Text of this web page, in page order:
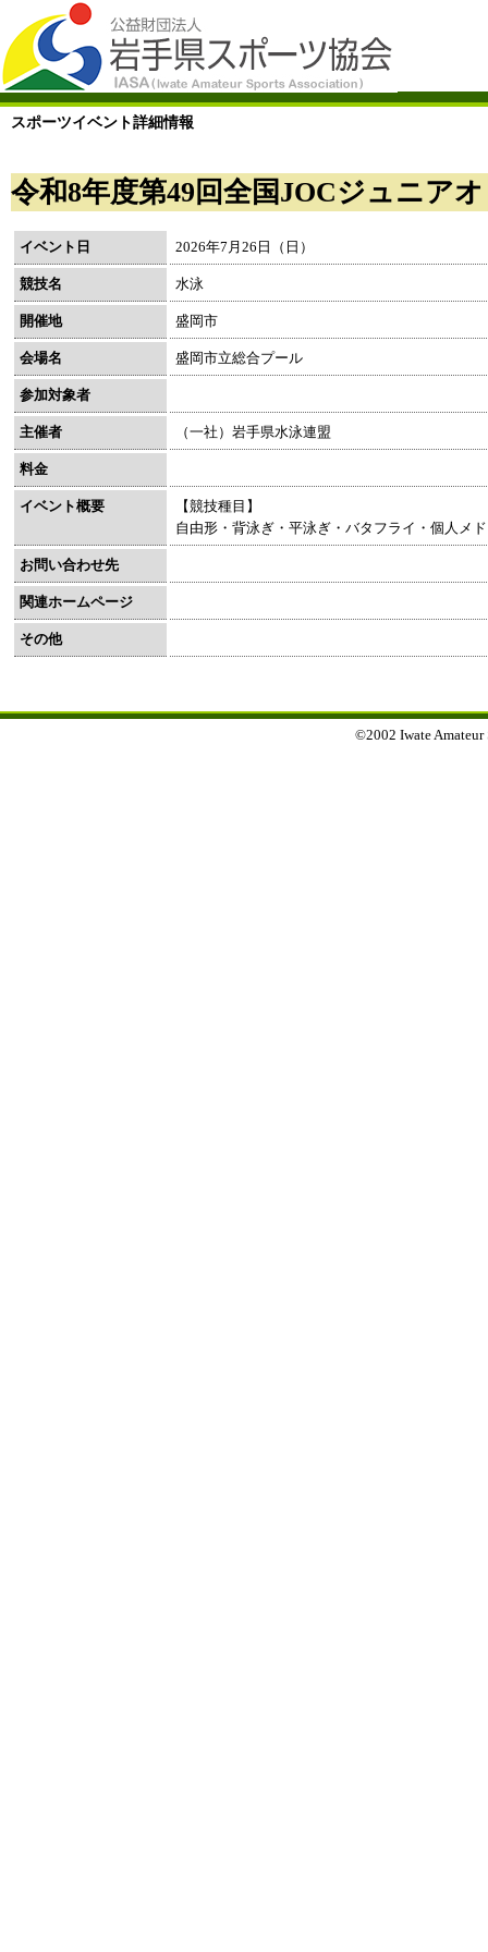
スポーツイベント詳細情報
令和8年度第49回全国JOCジュニア
イベント日 2026年7月26日（日）
競技名 水泳
開催地 盛岡市
会場名 盛岡市立総合プール
参加対象者
主催者 （一社）岩手県水泳連盟
料金
イベント概要
【競技種目】
自由形・背泳ぎ・平泳ぎ・バタフライ・個人メ
お問い合わせ先
関連ホームページ
その他
©2002 Iwate Amateur